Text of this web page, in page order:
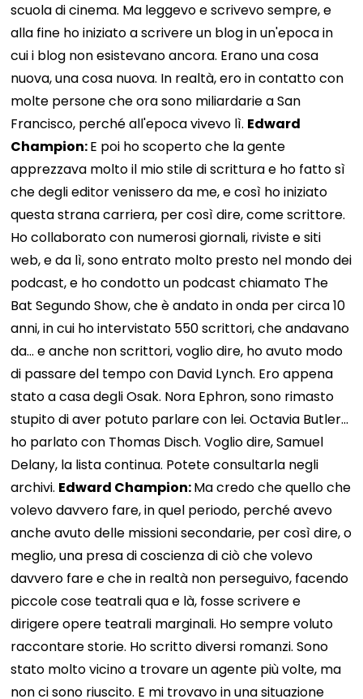
scuola di cinema. Ma leggevo e scrivevo sempre, e
alla fine ho iniziato a scrivere un blog in un'epoca in
cui i blog non esistevano ancora. Erano una cosa
nuova, una cosa nuova. In realtà, ero in contatto con
molte persone che ora sono miliardarie a San
Francisco, perché all'epoca vivevo lì. Edward
Champion:E poi ho scoperto che la gente
apprezzava molto il mio stile di scrittura e ho fatto sì
che degli editor venissero da me, e così ho iniziato
questa strana carriera, per così dire, come scrittore.
Ho collaborato con numerosi giornali, riviste e siti
web, e da lì, sono entrato molto presto nel mondo dei
podcast, e ho condotto un podcast chiamato The
Bat Segundo Show, che è andato in onda per circa 10
anni, in cui ho intervistato 550 scrittori, che andavano
da... e anche non scrittori, voglio dire, ho avuto modo
di passare del tempo con David Lynch. Ero appena
stato a casa degli Osak. Nora Ephron, sono rimasto
stupito di aver potuto parlare con lei. Octavia Butler...
ho parlato con Thomas Disch. Voglio dire, Samuel
Delany, la lista continua. Potete consultarla negli
archivi. Edward Champion:Ma credo che quello che
volevo davvero fare, in quel periodo, perché avevo
anche avuto delle missioni secondarie, per così dire, o
meglio, una presa di coscienza di ciò che volevo
davvero fare e che in realtà non perseguivo, facendo
piccole cose teatrali qua e là, fosse scrivere e
dirigere opere teatrali marginali. Ho sempre voluto
raccontare storie. Ho scritto diversi romanzi. Sono
stato molto vicino a trovare un agente più volte, ma
non ci sono riuscito. E mi trovavo in una situazione